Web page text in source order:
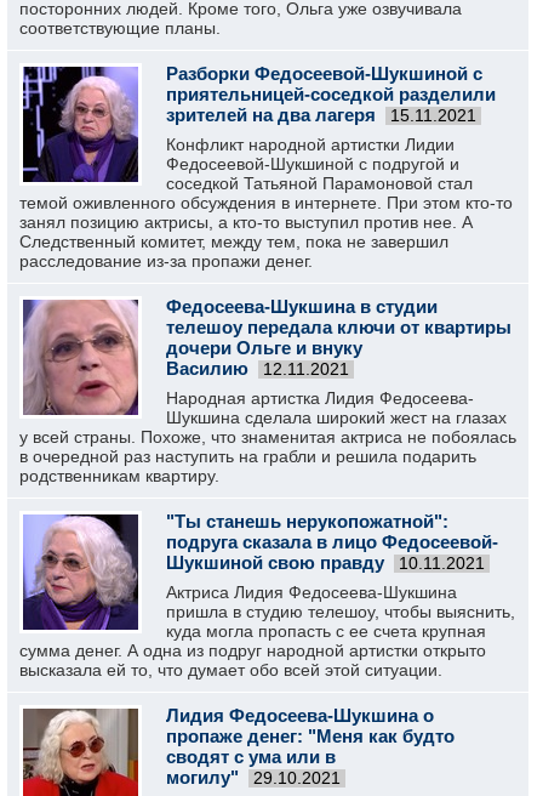
посторонних людей. Кроме того, Ольга уже озвучивала
соответствующие планы.
Разборки Федосеевой-Шукшиной с
приятельницей-соседкой разделили
зрителей на два лагеря
15.11.2021
Конфликт народной артистки Лидии
Федосеевой-Шукшиной с подругой и
соседкой Татьяной Парамоновой стал
темой оживленного обсуждения в интернете. При этом кто-то
занял позицию актрисы, а кто-то выступил против нее. А
Следственный комитет, между тем, пока не завершил
расследование из-за пропажи денег.
Федосеева-Шукшина в студии
телешоу передала ключи от квартиры
дочери Ольге и внуку
Василию
12.11.2021
Народная артистка Лидия Федосеева-
Шукшина сделала широкий жест на глазах
у всей страны. Похоже, что знаменитая актриса не побоялась
в очередной раз наступить на грабли и решила подарить
родственникам квартиру.
"Ты станешь нерукопожатной":
подруга сказала в лицо Федосеевой-
Шукшиной свою правду
10.11.2021
Актриса Лидия Федосеева-Шукшина
пришла в студию телешоу, чтобы выяснить,
куда могла пропасть с ее счета крупная
сумма денег. А одна из подруг народной артистки открыто
высказала ей то, что думает обо всей этой ситуации.
Лидия Федосеева-Шукшина о
пропаже денег: "Меня как будто
сводят с ума или в
могилу"
29.10.2021